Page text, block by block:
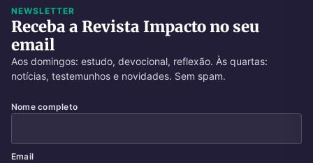
NEWSLETTER
Receba a Revista Impacto no seu
email
Aos domingos: estudo, devocional, reflexão. Às quartas:
notícias, testemunhos e novidades. Sem spam.
Nome completo
Email